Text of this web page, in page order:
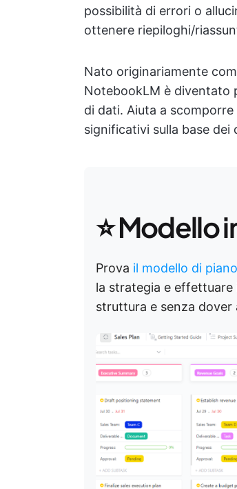
possibilità di errori o
ottenere riepiloghi/
Nato originariamente
NotebookLM è diventato
di dati. Aiuta a
significativi sulla base dei
⭐ Modello
Prova il modello di
la strategia e
struttura e senza